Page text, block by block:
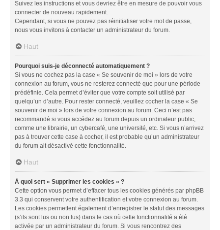
Suivez les instructions et vous devriez être en mesure de pouvoir vous
connecter de nouveau rapidement.
Cependant, si vous ne pouvez pas réinitialiser votre mot de passe,
nous vous invitons à contacter un administrateur du forum.
Haut
Pourquoi suis-je déconnecté automatiquement ?
Si vous ne cochez pas la case « Se souvenir de moi » lors de votre
connexion au forum, vous ne resterez connecté que pour une période
prédéfinie. Cela permet d’éviter que votre compte soit utilisé par
quelqu’un d’autre. Pour rester connecté, veuillez cocher la case « Se
souvenir de moi » lors de votre connexion au forum. Ceci n’est pas
recommandé si vous accédez au forum depuis un ordinateur public,
comme une librairie, un cybercafé, une université, etc. Si vous n’arrivez
pas à trouver cette case à cocher, il est probable qu’un administrateur
du forum ait désactivé cette fonctionnalité.
Haut
À quoi sert « Supprimer les cookies » ?
Cette option vous permet d’effacer tous les cookies générés par phpBB
3.3 qui conservent votre authentification et votre connexion au forum.
Les cookies permettent également d’enregistrer le statut des messages
(s’ils sont lus ou non lus) dans le cas où cette fonctionnalité a été
activée par un administrateur du forum. Si vous rencontrez des